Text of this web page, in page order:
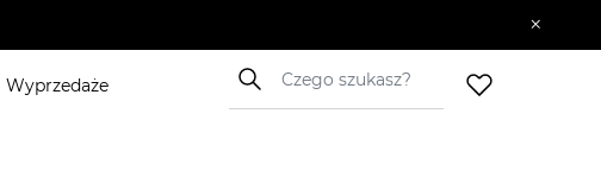
×
Wyprzedaże